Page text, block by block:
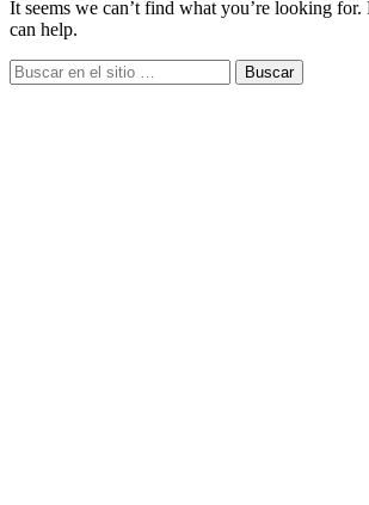
It seems we can’t find what you’re looking for.
can help.
Buscar